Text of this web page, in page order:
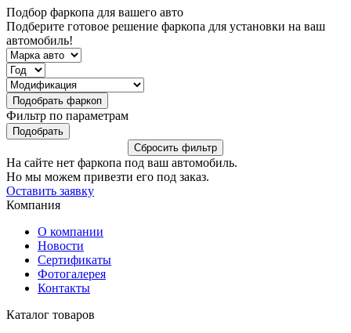
Подбор фаркопа для вашего авто
Подберите готовое решение фаркопа для установки на ваш
автомобиль!
Фильтр по параметрам
На сайте нет фаркопа под ваш автомобиль.
Но мы можем привезти его под заказ.
Оставить заявку
Компания
О компании
Новости
Сертификаты
Фотогалерея
Контакты
Каталог товаров